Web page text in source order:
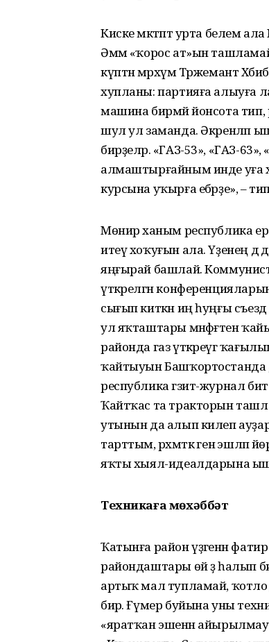
Киске мәктәптә урта белем
Әммә «ҡорос ат»ын
күптән мәрхүм Тәржемант
хупланы: партияға алыуға
машина бирмәй йонсота тип,
шул ул заманда. Әкренләп
бирҙеләр. «ГАЗ-53», «ГАЗ-63»,
алмаштырғайным инде уға
курсына уҡырға ебәрҙе», –
Мөнирә ханым республика ер
итеү хоҡуғын ала. Үҙенең дә
яңғырай башлай.
үткәрелгән
сығып киткән иң һуңғы
ул яҡташтары мәнфәғәтен
районда газ үткәреүгә
ҡайтыуын Башҡор­тостанда
республика гәзит-журнал
Ҡайтҡас та тракторын
утынын да алып килеп
тарттым, рәхмәткә генә
яҡты хыял-идеалдарына
Техникаға мөхәббәт
Ҡатынға район үҙәгенән
райондаштары өй ҙә һалып
артыҡ мал туп­ламай, ҡотло
бирә. Ғүмер буйына уны
«яратҡан эшенән айырылмау